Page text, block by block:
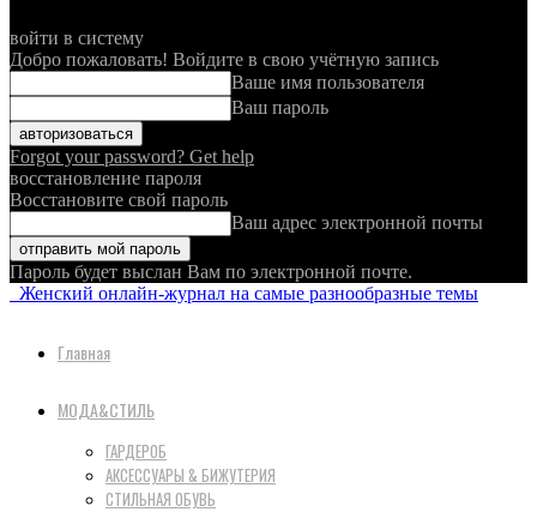
войти в систему
Добро пожаловать! Войдите в свою учётную запись
Ваше имя пользователя
Ваш пароль
Forgot your password? Get help
восстановление пароля
Восстановите свой пароль
Ваш адрес электронной почты
Пароль будет выслан Вам по электронной почте.
Женский онлайн-журнал на самые разнообразные темы
Главная
МОДА&СТИЛЬ
ГАРДЕРОБ
АКСЕССУАРЫ & БИЖУТЕРИЯ
СТИЛЬНАЯ ОБУВЬ